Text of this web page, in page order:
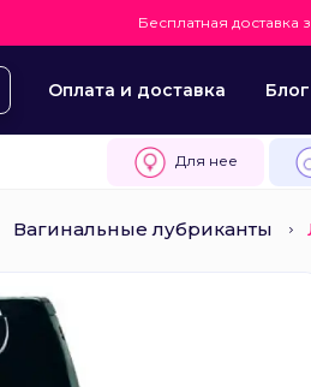
Бесплатная
Оплата и доставка Блог
Для нее
Вагинальные лубриканты